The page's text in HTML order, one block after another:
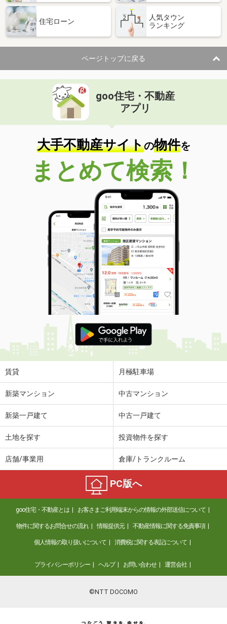
栃木県足利市田中町
3,680万円
住 所
栃木県足利市田中町
専有面積 92.05m²
間取り
2SLDK
栃木県宇都宮市今泉２
価 格
4,290万円
住 所
栃木県宇都宮市今泉２
専有面積 75.62m²
間取り
3LDK
栃木県宇都宮市三番町
価 格
1,690万円
栃木県宇都宮市三番町
58.11m²
間取り
1SLDK
栃木県足利市東砂原後町
価 格
590万円
住 所
栃木県足利市東砂原後町
専有面積 74m²
間取り
3LDK
栃木県足利市田中町
価 格
9,900万円
住 所
栃木県足利市田中町
専有面積
栃木県那須塩原市塩原
住宅ローン
人気タウン
ランキング
ページトップに戻る
goo住宅・不動産
アプリ
大手不動産サイトの物件を
まとめて検索！
賃貸 月極駐車場
新築マンション 中古マンション
新築一戸建て 中古一戸建て
土地を探す 投資物件を探す
店舗/事業用 倉庫/トランクルーム
PC版へ
goo住宅・不動産とは お客さまご利用端末からの情報の外部送信について
物件に関するお問合せの流れ 情報提供元 不動産情報に関する免責事項
個人情報の取り扱いについて 消費税に関する表記について
プライバシーポリシー ヘルプ お問い合わせ 運営会社
©NTT DOCOMO